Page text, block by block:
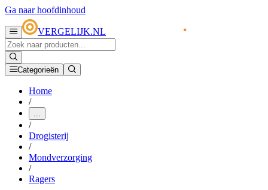
Ga naar hoofdinhoud
VERGELIJK.NL
Categorieën
Home
/
...
/
Drogisterij
/
Mondverzorging
/
Ragers